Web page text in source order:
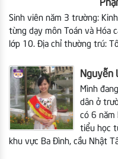
Sinh viên năm 3 trường:
từng dạy môn Toán và Hóa
lớp 10. Địa chỉ thường trú:
Nguyễn
Mình
dân ở
có 6 năm
tiểu học
khu vực Ba Đình, cầu Nhật